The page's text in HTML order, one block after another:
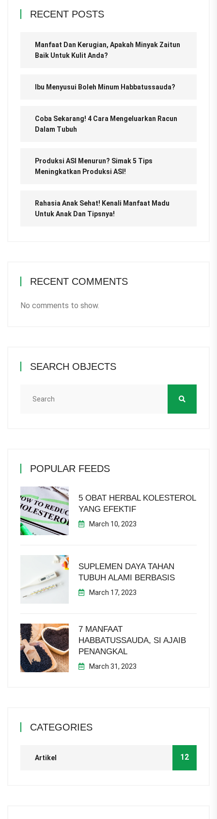
RECENT POSTS
Manfaat Dan Kerugian, Apakah Minyak Zaitun
Baik Untuk Kulit Anda?
Ibu Menyusui Boleh Minum Habbatussauda?
Coba Sekarang! 4 Cara Mengeluarkan Racun
Dalam Tubuh
Produksi ASI Menurun? Simak 5 Tips
Meningkatkan Produksi ASI!
Rahasia Anak Sehat! Kenali Manfaat Madu
Untuk Anak Dan Tipsnya!
RECENT COMMENTS
No comments to show.
SEARCH OBJECTS
POPULAR FEEDS
5 OBAT HERBAL KOLESTEROL
YANG EFEKTIF
March 10, 2023
SUPLEMEN DAYA TAHAN
TUBUH ALAMI BERBASIS
March 17, 2023
7 MANFAAT
HABBATUSSAUDA, SI AJAIB
PENANGKAL
March 31, 2023
CATEGORIES
Artikel 12